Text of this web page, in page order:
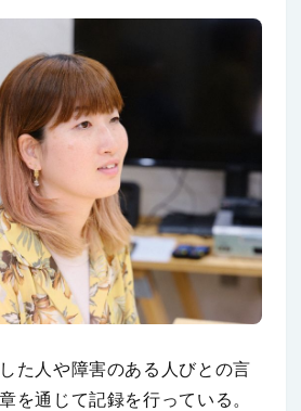
た人や障害のある人びとの言
を通じて記録を行っている。